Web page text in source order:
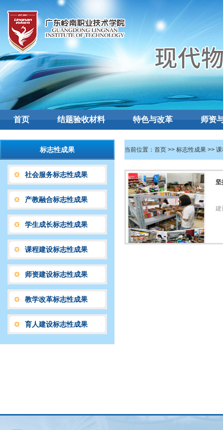
首页 结题验收材料 特色与改革 师资
标志性成果
社会服务标志性成果
产教融合标志性成果
学生成长标志性成果
课程建设标志性成果
师资建设标志性成果
教学改革标志性成果
育人建设标志性成果
当前位置： 首页 >> 标志性成果 >>
建